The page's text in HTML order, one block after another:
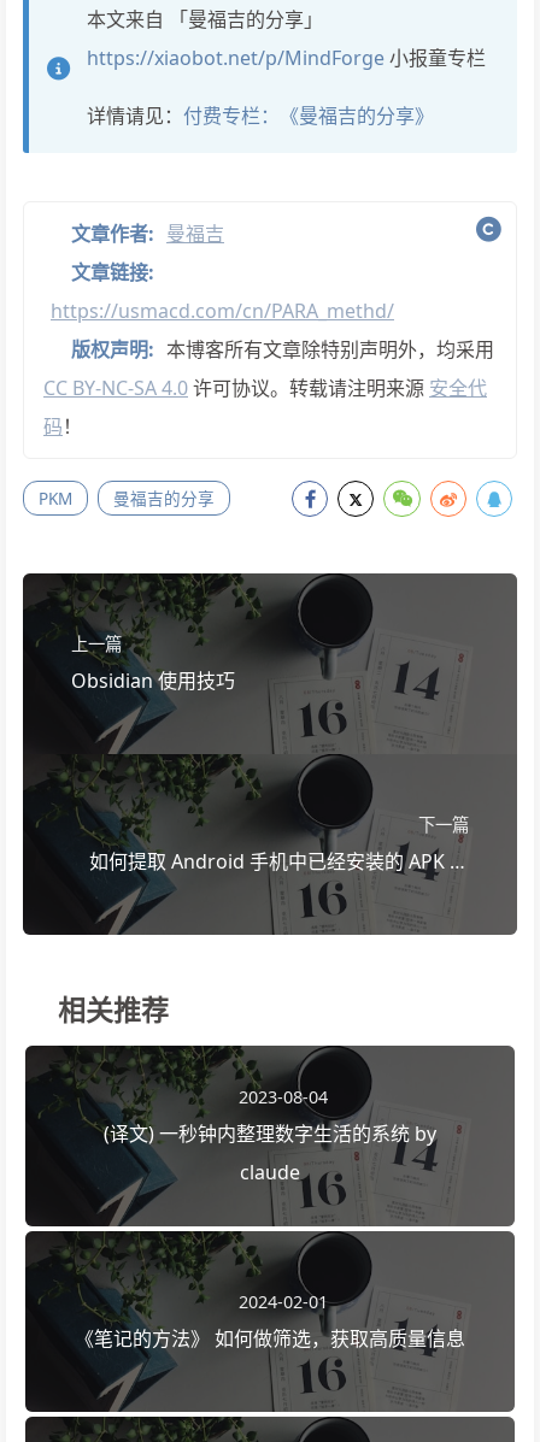
本文来自 「曼福吉的分享」
https://xiaobot.net/p/MindForge小报童专栏
详情请见： 付费专栏：《曼福吉的分享》
文章作者: 曼福吉
文章链接:
https://usmacd.com/cn/PARA_methd/
版权声明: 本博客所有文章除特别声明外，均采用
CC BY-NC-SA 4.0许可协议。转载请注明来源 安全代
码！
PKM 曼福吉的分享
上一篇
Obsidian 使用技巧
下一篇
如何提取 Android 手机中已经安装的 APK 文
件
相关推荐
2023-08-04
(译文) 一秒钟内整理数字生活的系统 by
claude
2024-02-01
《笔记的方法》 如何做筛选，获取高质量信息